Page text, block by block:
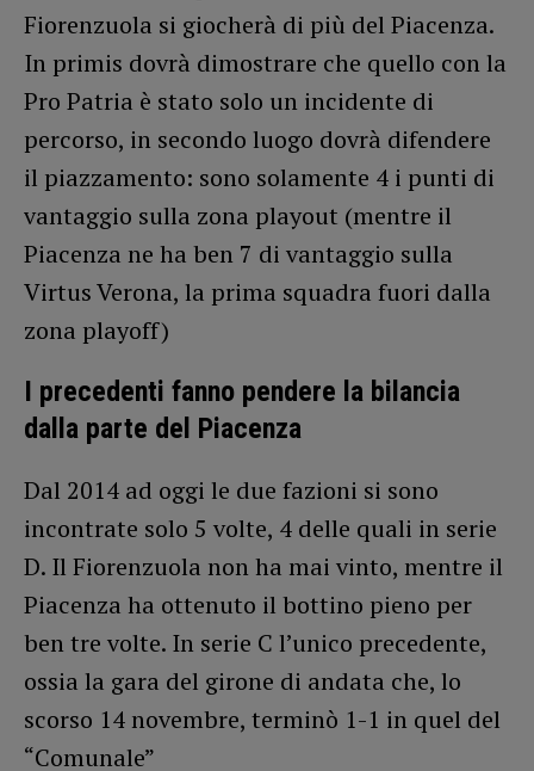
Fiorenzuola si giocherà di più del Piacenza.
In primis dovrà dimostrare che quello con la
Pro Patria è stato solo un incidente di
percorso, in secondo luogo dovrà difendere
il piazzamento: sono solamente 4 i punti di
vantaggio sulla zona playout (mentre il
Piacenza ne ha ben 7 di vantaggio sulla
Virtus Verona, la prima squadra fuori dalla
zona playoff)
I precedenti fanno pendere la bilancia
dalla parte del Piacenza
Dal 2014 ad oggi le due fazioni si sono
incontrate solo 5 volte, 4 delle quali in serie
D. Il Fiorenzuola non ha mai vinto, mentre il
Piacenza ha ottenuto il bottino pieno per
ben tre volte. In serie C l’unico precedente,
ossia la gara del girone di andata che, lo
scorso 14 novembre, terminò 1-1 in quel del
“Comunale”